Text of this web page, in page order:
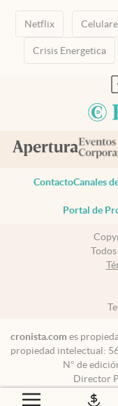
Netflix
Crisis Energetica
ContactoCanales
Portal de
cronista.com es
propiedad intelectual:
N° de
Director